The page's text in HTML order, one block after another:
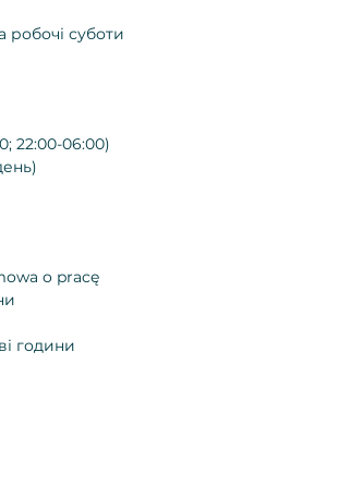
робочі суботи
22:00-06:00)
o pracę
години